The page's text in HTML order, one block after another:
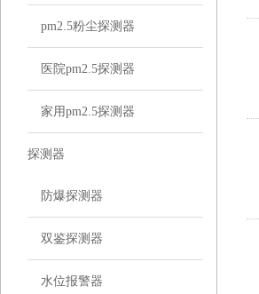
pm2.5粉尘探测器
医院pm2.5探测器
家用pm2.5探测器
探测器
防爆探测器
双鉴探测器
水位报警器